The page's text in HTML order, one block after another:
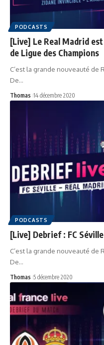
PODCASTS
[Live] Le Real Madrid
de Ligue des Champions
C’est la grande nouveauté de
De…
Thomas 14 décembre 2020
PODCASTS
[Live] Debrief : FC
C’est la grande nouveauté de
De…
Thomas 5 décembre 2020